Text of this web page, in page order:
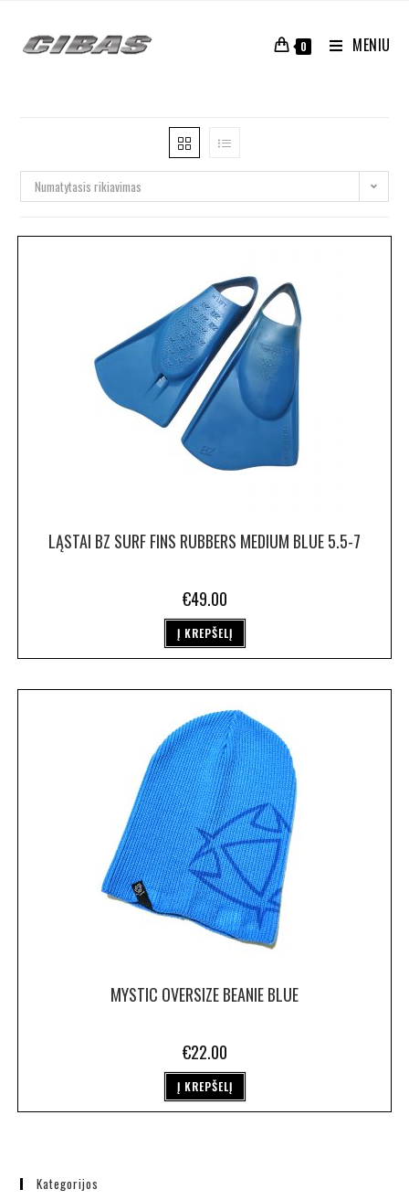
0 MENIU
Numatytasis rikiavimas
LĄSTAI BZ SURF FINS RUBBERS MEDIUM BLUE 5.5-7
€49.00
Į KREPŠELĮ
MYSTIC OVERSIZE BEANIE BLUE
€22.00
Į KREPŠELĮ
Kategorijos